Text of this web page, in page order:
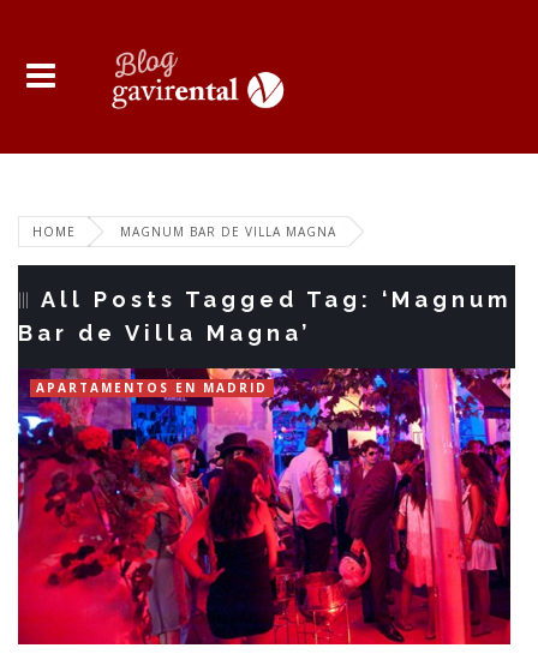
HOME MAGNUM BAR DE VILLA MAGNA
All Posts Tagged Tag: ‘Magnum
Bar de Villa Magna’
APARTAMENTOS EN MADRID